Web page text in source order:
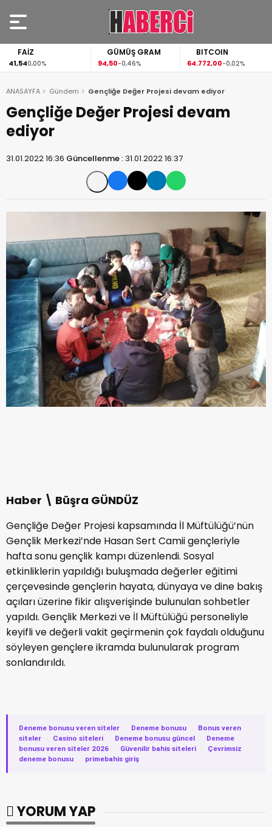
FAİZ
41,540,00%
GÜMÜŞ GRAM
94,50-0,46%
BITCOIN
64.772,00-0,02%
ANASAYFA Gündem Gençliğe Değer Projesi devam ediyor
Gençliğe Değer Projesi devam
ediyor
31.01.2022 16:36 Güncellenme :31.01.2022 16:37
Haber \ Büşra GÜNDÜZ
Gençliğe Değer Projesi kapsamında İl Müftülüğü’nün
Gençlik Merkezi’nde Hasan Sert Camii gençleriyle
hafta sonu gençlik kampı düzenlendi. Sosyal
etkinliklerin yapıldığı buluşmada değerler eğitimi
çerçevesinde gençlerin hayata, dünyaya ve dine bakış
açıları üzerine fikir alışverişinde bulunulan sohbetler
yapıldı. Gençlik Merkezi ve İl Müftülüğü personeliyle
keyifli ve değerli vakit geçirmenin çok faydalı olduğunu
söyleyen gençlere ikramda bulunularak program
sonlandırıldı.
Deneme bonusu veren siteler · Deneme bonusu ·
Bonus veren
siteler
· Casino siteleri · Deneme bonusu güncel ·
Deneme
bonusu veren siteler 2026
· Güvenilir bahis siteleri ·
Çevrimsiz
deneme bonusu
· primebahis giriş
YORUM YAP